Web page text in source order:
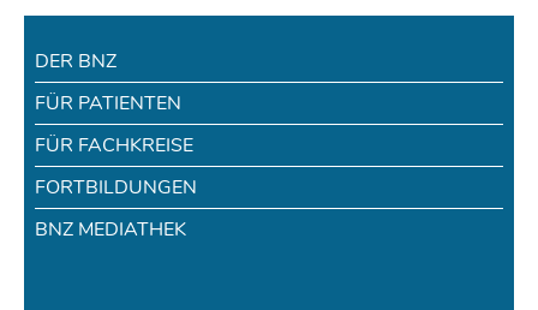
DER BNZ
FÜR PATIENTEN
FÜR FACHKREISE
FORTBILDUNGEN
BNZ MEDIATHEK